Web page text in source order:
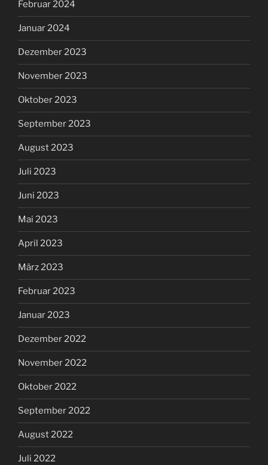
Februar 2024
Januar 2024
Dezember 2023
November 2023
Oktober 2023
September 2023
August 2023
Juli 2023
Juni 2023
Mai 2023
April 2023
März 2023
Februar 2023
Januar 2023
Dezember 2022
November 2022
Oktober 2022
September 2022
August 2022
Juli 2022